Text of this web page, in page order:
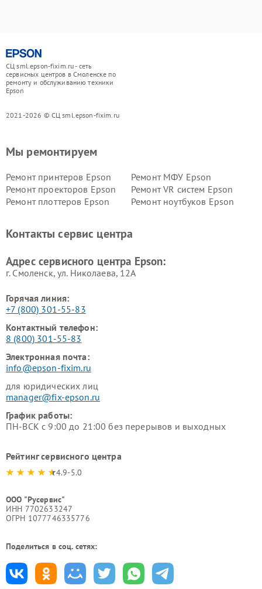
СЦ sml.epson-fixim.ru - сеть
сервисных центров в Смоленске по
ремонту и обслуживанию техники
Epson
2021-2026 © СЦ sml.epson-fixim.ru
Мы ремонтируем
Ремонт принтеров Epson
Ремонт МФУ Epson
Ремонт проекторов Epson
Ремонт VR систем Epson
Ремонт плоттеров Epson
Ремонт ноутбуков Epson
Контакты сервис центра
Адрес сервисного центра Epson:
г. Смоленск, ул. Николаева, 12А
Горячая линия:
+7 (800) 301-55-83
Контактный телефон:
8 (800) 301-55-83
Электронная почта:
info@epson-fixim.ru
для юридических лиц
manager@fix-epson.ru
График работы:
ПН-ВСК с 9:00 до 21:00 без перерывов и выходных
Рейтинг сервисного центра
4.9-5.0
ООО "Русервис"
ИНН 7702633247
ОГРН 1077746335776
Поделиться в соц. сетях: